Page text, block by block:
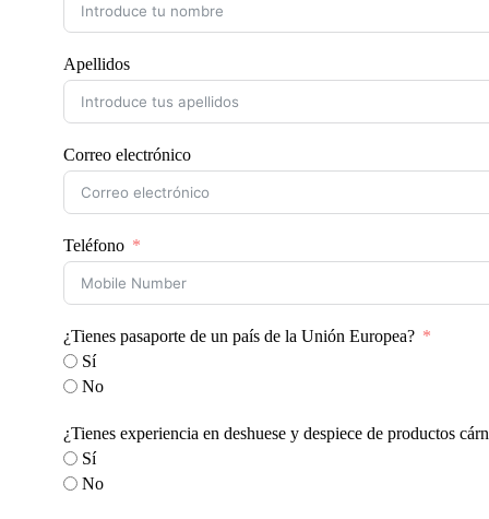
Apellidos
Correo electrónico
Teléfono
¿Tienes pasaporte de un país de la Unión Europea?
Sí
No
¿Tienes experiencia en deshuese y despiece de productos
Sí
No